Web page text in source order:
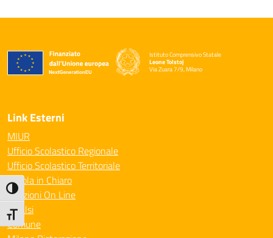
Attiva/disattiva alto contrasto
Attiva/disattiva dimensione testo
Istituto Comprensivo Statale
Leone Tolstoj
Via Zuara 7/9, Milano
— Visita la pagina iniziale della scuola
Link Esterni
MIUR
Ufficio Scolastico Regionale
Ufficio Scolastico Territoriale
Scuola in Chiaro
Iscrizioni On Line
Invalsi
Comune